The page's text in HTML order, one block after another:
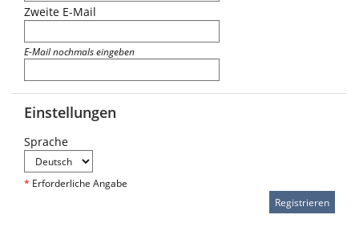
Zweite E-Mail
E-Mail nochmals eingeben
Einstellungen
Sprache
* Erforderliche Angabe